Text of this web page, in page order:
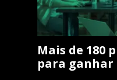
Mais de 180
para ganhar